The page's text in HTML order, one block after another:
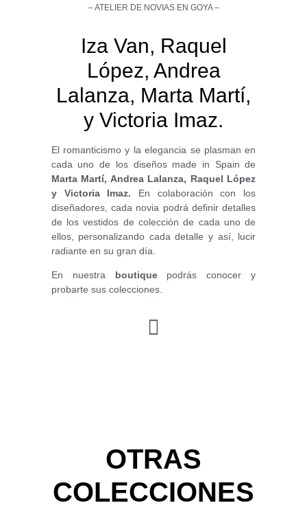
– ATELIER DE NOVIAS EN GOYA –
Iza Van, Raquel
López, Andrea
Lalanza, Marta Martí,
y Victoria Imaz.
El romanticismo y la elegancia se plasman en
cada uno de los diseños made in Spain de
Marta Martí, Andrea Lalanza, Raquel López
y Victoria Imaz. En colaboración con los
diseñadores, cada novia podrá definir detalles
de los vestidos de colección de cada uno de
ellos, personalizando cada detalle y así, lucir
radiante en su gran día.
En nuestra boutiquepodrás conocer y
probarte sus colecciones.
OTRAS
COLECCIONES